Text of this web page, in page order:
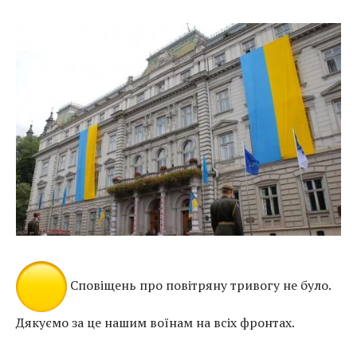
Сповіщень про повітряну тривогу не було.
Дякуємо за це нашим воїнам на всіх фронтах.